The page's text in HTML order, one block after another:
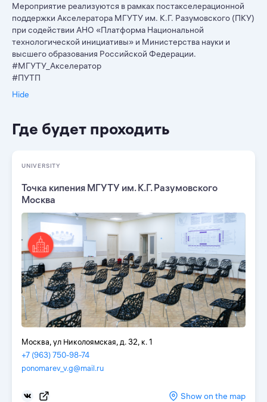
Мероприятие реализуются в рамках постакселерационной
поддержки Акселератора МГУТУ им. К.Г. Разумовского (ПКУ)
при содействии АНО «Платформа Национальной
технологической инициативы» и Министерства науки и
высшего образования Российской Федерации.
#МГУТУ_Акселератор
#ПУТП
Hide
Где будет проходить
UNIVERSITY
Точка кипения МГУТУ им. К.Г. Разумовского
Москва
Москва, ул Николоямская, д. 32, к. 1
+7 (963) 750-98-74
ponomarev_v.g@mail.ru
Show on the map